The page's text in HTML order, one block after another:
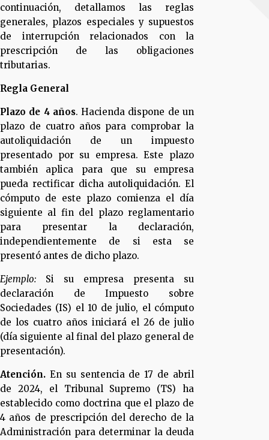
continuación, detallamos las reglas
generales, plazos especiales y supuestos
de interrupción relacionados con la
prescripción de las obligaciones
tributarias.
Regla General
Plazo de 4 años. Hacienda dispone de un
plazo de cuatro años para comprobar la
autoliquidación de un impuesto
presentado por su empresa. Este plazo
también aplica para que su empresa
pueda rectificar dicha autoliquidación. El
cómputo de este plazo comienza el día
siguiente al fin del plazo reglamentario
para presentar la declaración,
independientemente de si esta se
presentó antes de dicho plazo.
Ejemplo: Si su empresa presenta su
declaración de Impuesto sobre
Sociedades (IS) el 10 de julio, el cómputo
de los cuatro años iniciará el 26 de julio
(día siguiente al final del plazo general de
presentación).
Atención. En su sentencia de 17 de abril
de 2024, el Tribunal Supremo (TS) ha
establecido como doctrina que el plazo de
4 años de prescripción del derecho de la
Administración para determinar la deuda